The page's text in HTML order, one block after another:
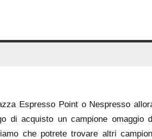
Espresso Point o Nespresso
di acquisto un campione omaggio
che potrete trovare altri